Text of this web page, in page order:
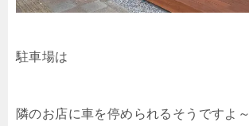
駐車場は
隣のお店に車を停められるそうですよ～